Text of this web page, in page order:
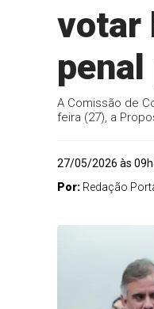
votar
A Comissão de
feira (27), a
27/05/2026 às
Por: Redação